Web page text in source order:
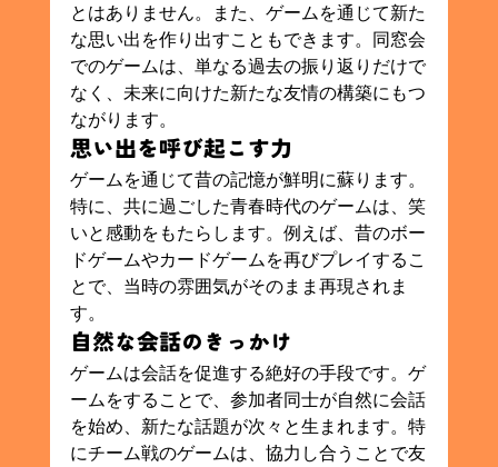
とはありません。また、ゲームを通じて新た
な思い出を作り出すこともできます。同窓会
でのゲームは、単なる過去の振り返りだけで
なく、未来に向けた新たな友情の構築にもつ
ながります。
思い出を呼び起こす力
ゲームを通じて昔の記憶が鮮明に蘇ります。
特に、共に過ごした青春時代のゲームは、笑
いと感動をもたらします。例えば、昔のボー
ドゲームやカードゲームを再びプレイするこ
とで、当時の雰囲気がそのまま再現されま
す。
自然な会話のきっかけ
ゲームは会話を促進する絶好の手段です。ゲ
ームをすることで、参加者同士が自然に会話
を始め、新たな話題が次々と生まれます。特
にチーム戦のゲームは、協力し合うことで友